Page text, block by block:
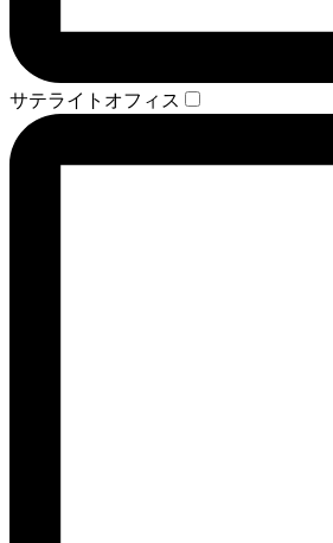
サテライトオフィス